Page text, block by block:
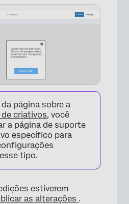
da página sobre a
criativos, você
a página de suporte
específico para
tipo.
estiverem
as alterações .